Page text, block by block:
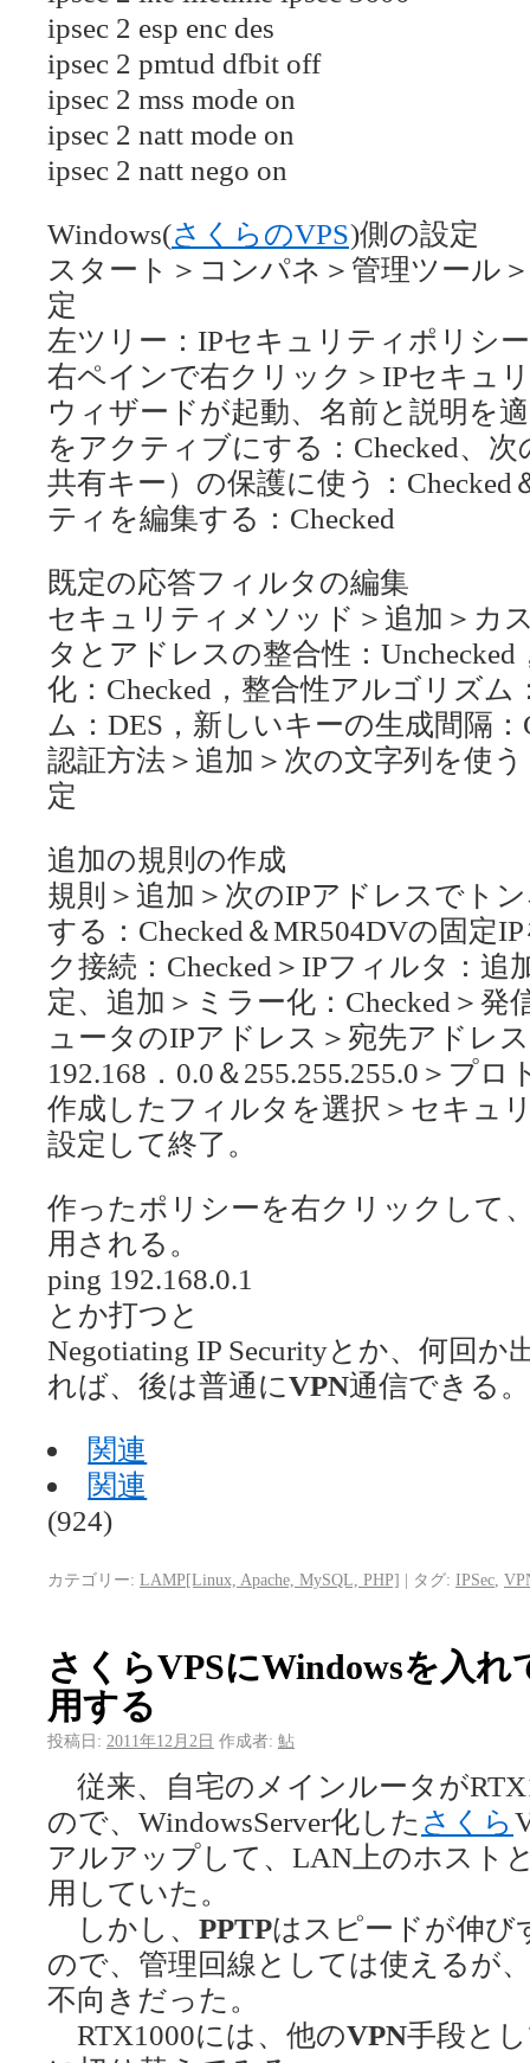
ipsec 2 esp enc des
ipsec 2 pmtud dfbit off
ipsec 2 mss mode on
ipsec 2 natt mode on
ipsec 2 natt nego on
Windows(さくらのVPS)側の設定
スタート＞コンパネ＞管理ツール
定
左ツリー：IPセキュリティポリシー
右ペインで右クリック＞IPセキュ
ウィザードが起動、名前と説明を
をアクティブにする：Checked、
共有キー）の保護に使う：
ティを編集する：Checked
既定の応答フィルタの編集
セキュリティメソッド＞追加＞カ
タとアドレスの整合性：
化：Checked，整合性アルゴリズ
ム：DES，新しいキーの生成間隔：
認証方法＞追加＞次の文字列を使
定
追加の規則の作成
規則＞追加＞次のIPアドレスでト
する：Checked＆MR504DVの固定
ク接続：Checked＞IPフィルタ：
定、追加＞ミラー化：Checked＞
ュータのIPアドレス＞宛先アドレ
192.168．0.0＆255.255.255.0＞プ
作成したフィルタを選択＞セキュ
設定して終了。
作ったポリシーを右クリックして
用される。
ping 192.168.0.1
とか打つと
Negotiating IP Securityとか、何回か
れば、後は普通にVPN通信できる。
関連
関連
(924)
カテゴリー: LAMP[Linux, Apache, MySQL, PHP] | タグ: IPSec
さくらVPSにWindowsを入
用する
投稿日: 2011年12月2日 作成者: 鮎
従来、自宅のメインルータが
ので、WindowsServer化した さくら
アルアップして、LAN上のホスト
用していた。
しかし、 PPTPはスピードが伸び
ので、管理回線としては使えるが
不向きだった。
RTX1000には、他のVPN手段と